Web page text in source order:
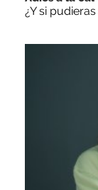
¿Y si